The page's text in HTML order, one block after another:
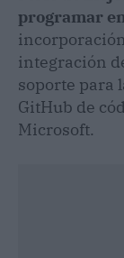
programar
integración
soporte para
GitHub de
Microsoft.